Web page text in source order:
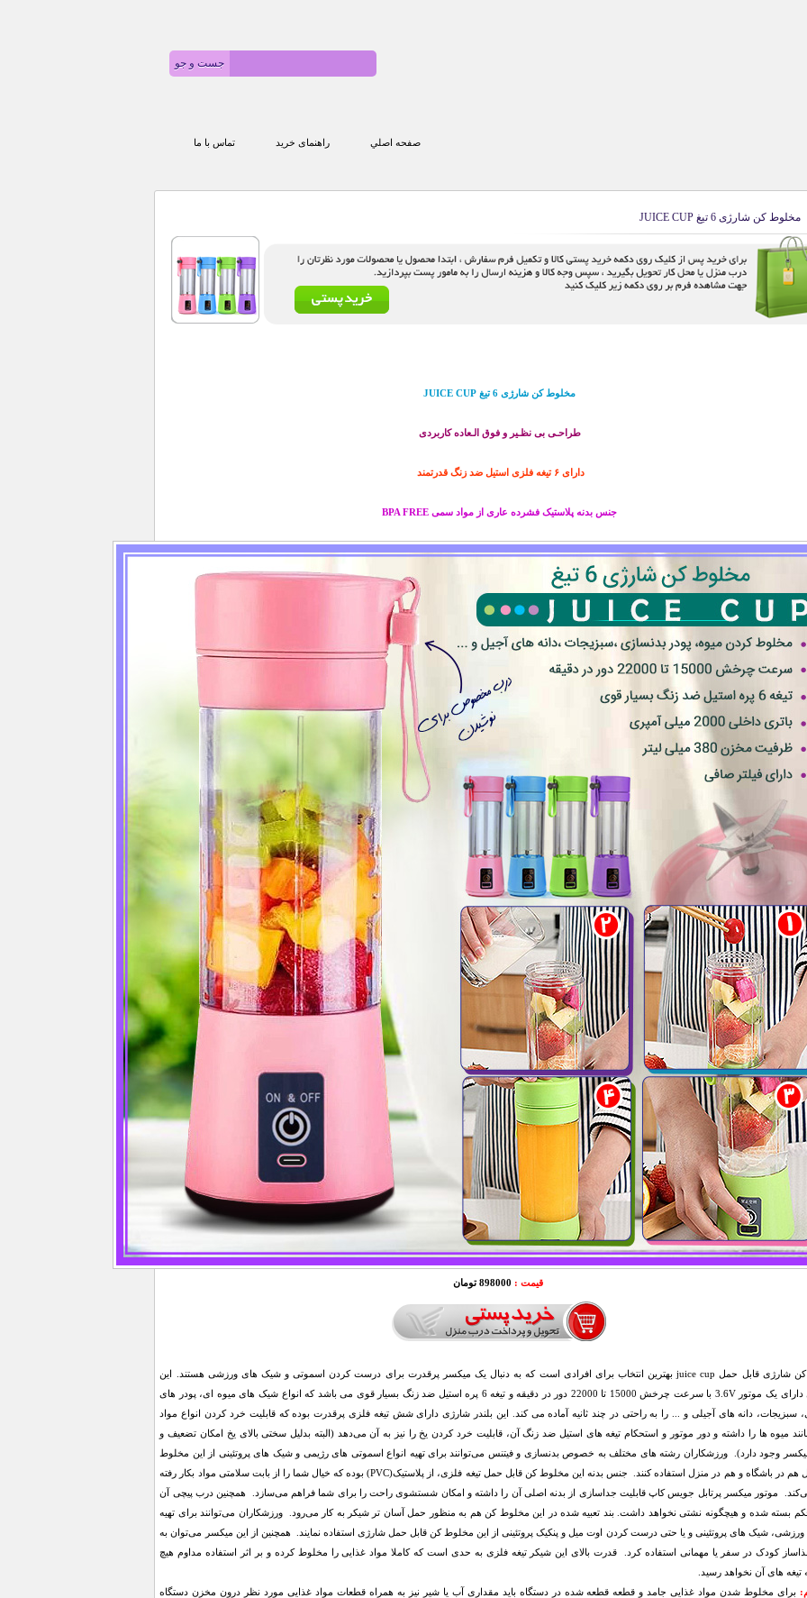
صفحه اصلي راهنمای خرید تماس با ما
مخلوط کن شارژی 6 تیغ JUICE CUP
مخلوط کن شارژی 6 تیغ JUICE CUP
طراحـی بی نظـیر و فوق الـعاده کاربردی
دارای ۶ تیغه فلزی استیل ضد زنگ قدرتمند
جنس بدنه پلاستیک فشرده عاری از مواد سمی BPA FREE
قیمت : 898000 تومان
مخلوط کن شارژی قابل حمل juice cup بهترین انتخاب برای افرادی است که به دنبال یک میکسر پرقدرت برای درست کردن اسموتی و شیک های ورزشی هستند. این
محصول دارای یک موتور 3.6V با سرعت چرخش 15000 تا 22000 دور در دقیقه و تیغه 6 پره استیل ضد زنگ بسیار قوی می باشد که انواع شیک های میوه ای، پودر های
سبزیجات، دانه های آجیلی و ... را به راحتی در چند ثانیه آماده می کند. این بلندر شارژی دارای شش تیغه فلزی پرقدرت بوده که قابلیت خرد کردن انواع مواد
میوه ها را داشته و دور موتور و استحکام تیغه های استیل ضد زنگ آن، قابلیت خرد کردن یخ را نیز به آن می‌دهد (البته بدلیل سختی بالای یخ امکان تضعیف و
وجود دارد). ورزشکاران رشته های مختلف به خصوص بدنسازی و فیتنس می‌توانند برای تهیه انواع اسموتی های رژیمی و شیک های پروتئینی از این مخلوط
کن پرتابل هم در باشگاه و هم در منزل استفاده کنند. جنس بدنه این مخلوط کن قابل حمل تیغه فلزی، از پلاستیک(PVC) بوده که خیال شما را از بابت سلامتی مواد بکار رفته
موتور میکسر پرتابل جویس کاپ قابلیت جداسازی از بدنه اصلی آن را داشته و امکان شستشوی راحت را برای شما فراهم می‌سازد. همچنین درب پیچی آن
بسته شده و هیچگونه نشتی نخواهد داشت. بند تعبیه شده در این مخلوط کن هم به منظور حمل آسان تر شیکر به کار می‌رود. ورزشکاران می‌توانند برای تهیه
شیک های پروتئینی و یا حتی درست کردن اوت میل و پنکیک پروتئینی از این مخلوط کن قابل حمل شارژی استفاده نمایند. همچنین از این میکسر می‌توان به
کودک در سفر یا مهمانی استفاده کرد. قدرت بالای این شیکر تیغه فلزی به حدی است که کاملا مواد غذایی را مخلوط کرده و بر اثر استفاده مداوم هیچ
تیغه های آن نخواهد رسید.
برای مخلوط شدن مواد غذایی جامد و قطعه قطعه شده در دستگاه باید مقداری آب یا شیر نیز به همراه قطعات مواد غذایی مورد نظر درون مخزن دستگاه